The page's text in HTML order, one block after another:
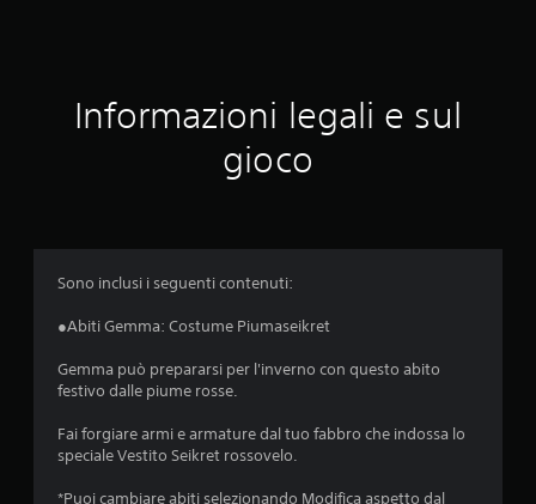
e
d
Informazioni legali e sul
gioco
Sono inclusi i seguenti contenuti:
●Abiti Gemma: Costume Piumaseikret
Gemma può prepararsi per l'inverno con questo abito
festivo dalle piume rosse.
Fai forgiare armi e armature dal tuo fabbro che indossa lo
speciale Vestito Seikret rossovelo.
*Puoi cambiare abiti selezionando Modifica aspetto dal